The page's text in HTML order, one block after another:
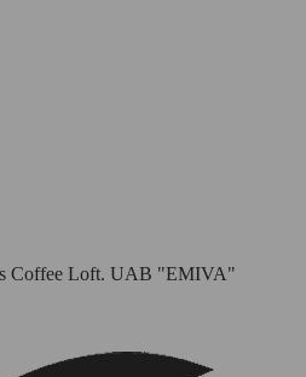
Coffee Loft. UAB "EMIVA"